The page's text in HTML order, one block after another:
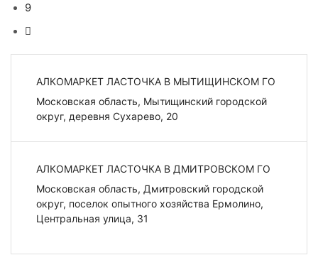
9
АЛКОМАРКЕТ ЛАСТОЧКА В МЫТИЩИНСКОМ ГО
Московская область, Мытищинский городской
округ, деревня Сухарево, 20
АЛКОМАРКЕТ ЛАСТОЧКА В ДМИТРОВСКОМ ГО
Московская область, Дмитровский городской
округ, поселок опытного хозяйства Ермолино,
Центральная улица, 31